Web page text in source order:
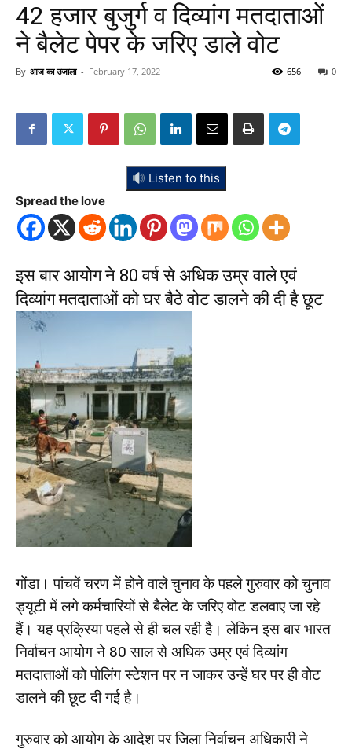
42 हजार बुजुर्ग व दिव्यांग मतदाताओं
ने बैलेट पेपर के जरिए डाले वोट
By आज का उजाला - February 17, 2022 0
656
Listen to this
Spread the love
इस बार आयोग ने 80 वर्ष से अधिक उम्र वाले एवं
दिव्यांग मतदाताओं को घर बैठे वोट डालने की दी है छूट
गोंडा। पांचवें चरण में होने वाले चुनाव के पहले गुरुवार को चुनाव
ड्यूटी में लगे कर्मचारियों से बैलेट के जरिए वोट डलवाए जा रहे
हैं। यह प्रक्रिया पहले से ही चल रही है। लेकिन इस बार भारत
निर्वाचन आयोग ने 80 साल से अधिक उम्र एवं दिव्यांग
मतदाताओं को पोलिंग स्टेशन पर न जाकर उन्हें घर पर ही वोट
डालने की छूट दी गई है।
गुरुवार को आयोग के आदेश पर जिला निर्वाचन अधिकारी ने